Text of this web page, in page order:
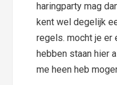
haringparty mag
kent wel degelijk
regels. mocht je er
hebben staan hier
me heen heb